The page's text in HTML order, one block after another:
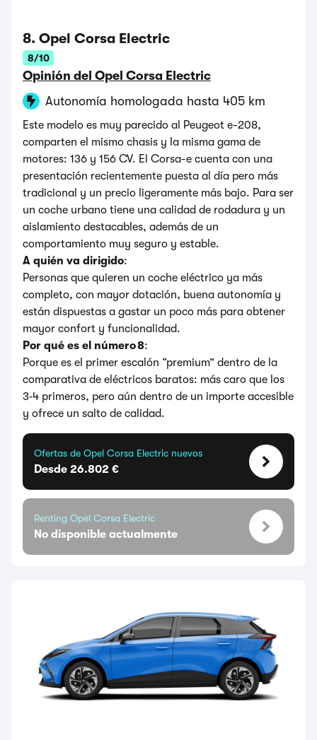
8. Opel Corsa Electric
8/10
Opinión del Opel Corsa Electric
Autonomía homologada hasta 405 km
Este modelo es muy parecido al Peugeot e-208,
comparten el mismo chasis y la misma gama de
motores: 136 y 156 CV. El Corsa-e cuenta con una
presentación recientemente puesta al día pero más
tradicional y un precio ligeramente más bajo. Para ser
un coche urbano tiene una calidad de rodadura y un
aislamiento destacables, además de un
comportamiento muy seguro y estable.
A quién va dirigido:
Personas que quieren un coche eléctrico ya más
completo, con mayor dotación, buena autonomía y
están dispuestas a gastar un poco más para obtener
mayor confort y funcionalidad.
Por qué es el número 8:
Porque es el primer escalón “premium” dentro de la
comparativa de eléctricos baratos: más caro que los
3‑4 primeros, pero aún dentro de un importe accesible
y ofrece un salto de calidad.
Ofertas de Opel Corsa Electric nuevos
Desde 26.802 €
Renting Opel Corsa Electric
No disponible actualmente